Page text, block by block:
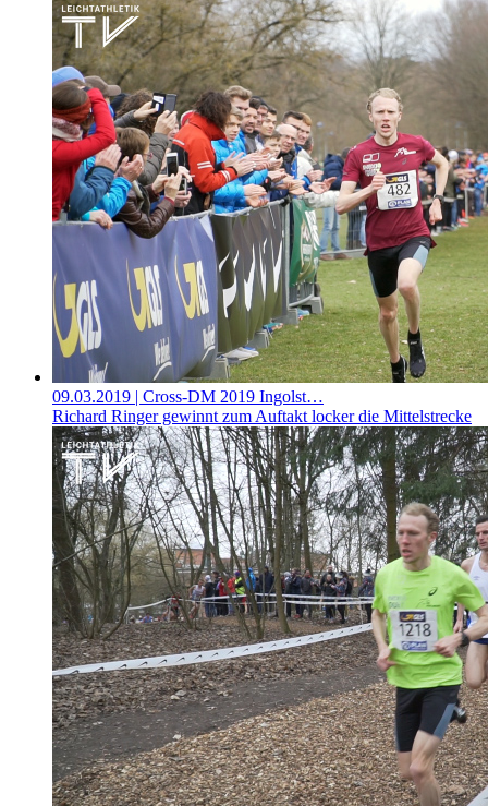
09.03.2019 | Cross-DM 2019 Ingolst…
Richard Ringer gewinnt zum Auftakt locker die Mittelstrecke